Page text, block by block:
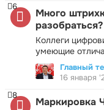
Много
разобраться?
Коллеги
умеющие
6
Главный
16 января
Маркировка
8